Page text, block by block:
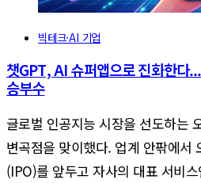
빅테크·AI 기업
챗GPT, AI 슈퍼앱으로 진화한다
승부수
글로벌 인공지능 시장을 선도하는
변곡점을 맞이했다. 업계 안팎에서
(IPO)를 앞두고 자사의 대표 서비